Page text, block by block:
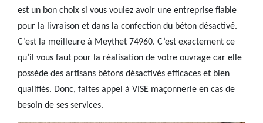
est un bon choix si vous voulez avoir une entreprise fiable
pour la livraison et dans la confection du béton désactivé.
C’est la meilleure à Meythet 74960. C’est exactement ce
qu’il vous faut pour la réalisation de votre ouvrage car elle
possède des artisans bétons désactivés efficaces et bien
qualifiés. Donc, faites appel à VISE maçonnerie en cas de
besoin de ses services.